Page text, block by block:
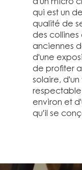
qui est un
qualité de
des collines
anciennes
d'une
de profiter
solaire,
environ et
qu'il se